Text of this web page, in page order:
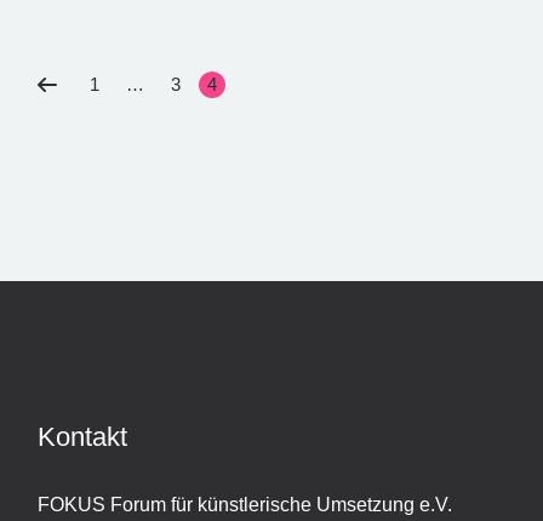
1 … 3 4
Kontakt
FOKUS Forum für künstlerische Umsetzung e.V.